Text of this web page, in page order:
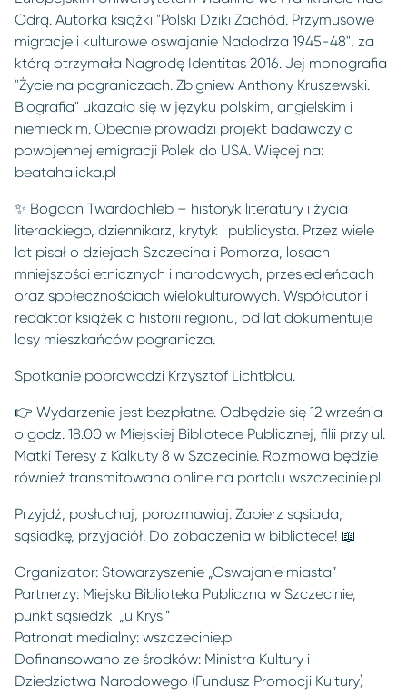
Odrą. Autorka książki "Polski Dziki Zachód. Przymusowe
migracje i kulturowe oswajanie Nadodrza 1945-48", za
którą otrzymała Nagrodę Identitas 2016. Jej monografia
"Życie na pograniczach. Zbigniew Anthony Kruszewski.
Biografia" ukazała się w języku polskim, angielskim i
niemieckim. Obecnie prowadzi projekt badawczy o
powojennej emigracji Polek do USA. Więcej na:
beatahalicka.pl
✨ Bogdan Twardochleb – historyk literatury i życia
literackiego, dziennikarz, krytyk i publicysta. Przez wiele
lat pisał o dziejach Szczecina i Pomorza, losach
mniejszości etnicznych i narodowych, przesiedleńcach
oraz społecznościach wielokulturowych. Współautor i
redaktor książek o historii regionu, od lat dokumentuje
losy mieszkańców pogranicza.
Spotkanie poprowadzi Krzysztof Lichtblau.
👉 Wydarzenie jest bezpłatne. Odbędzie się 12 września
o godz. 18.00 w Miejskiej Bibliotece Publicznej, filii przy ul.
Matki Teresy z Kalkuty 8 w Szczecinie. Rozmowa będzie
również transmitowana online na portalu wszczecinie.pl.
Przyjdź, posłuchaj, porozmawiaj. Zabierz sąsiada,
sąsiadkę, przyjaciół. Do zobaczenia w bibliotece! 📖
Organizator: Stowarzyszenie „Oswajanie miasta”
Partnerzy: Miejska Biblioteka Publiczna w Szczecinie,
punkt sąsiedzki „u Krysi”
Patronat medialny: wszczecinie.pl
Dofinansowano ze środków: Ministra Kultury i
Dziedzictwa Narodowego (Fundusz Promocji Kultury)